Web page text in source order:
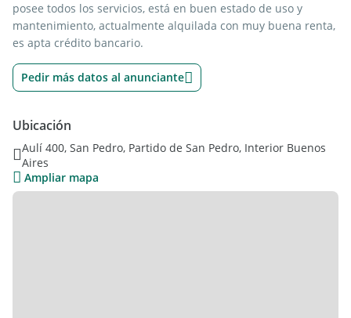
posee todos los servicios, está en buen estado de uso y
mantenimiento, actualmente alquilada con muy buena renta,
es apta crédito bancario.
Pedir más datos al anunciante
Ubicación
Aulí 400, San Pedro, Partido de San Pedro, Interior Buenos
Aires
Ampliar mapa